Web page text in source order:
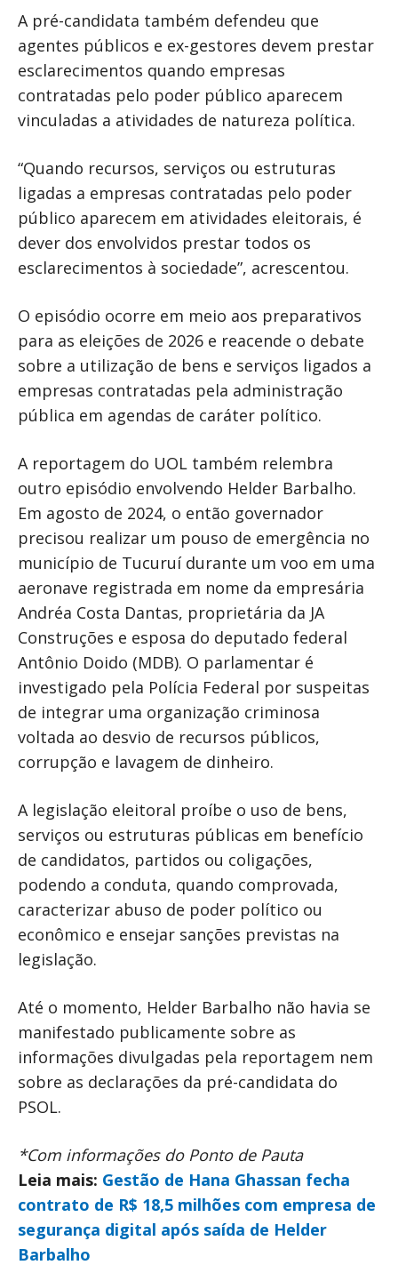
A pré-candidata também defendeu que
agentes públicos e ex-gestores devem prestar
esclarecimentos quando empresas
contratadas pelo poder público aparecem
vinculadas a atividades de natureza política.
“Quando recursos, serviços ou estruturas
ligadas a empresas contratadas pelo poder
público aparecem em atividades eleitorais, é
dever dos envolvidos prestar todos os
esclarecimentos à sociedade”, acrescentou.
O episódio ocorre em meio aos preparativos
para as eleições de 2026 e reacende o debate
sobre a utilização de bens e serviços ligados a
empresas contratadas pela administração
pública em agendas de caráter político.
A reportagem do UOL também relembra
outro episódio envolvendo Helder Barbalho.
Em agosto de 2024, o então governador
precisou realizar um pouso de emergência no
município de Tucuruí durante um voo em uma
aeronave registrada em nome da empresária
Andréa Costa Dantas, proprietária da JA
Construções e esposa do deputado federal
Antônio Doido (MDB). O parlamentar é
investigado pela Polícia Federal por suspeitas
de integrar uma organização criminosa
voltada ao desvio de recursos públicos,
corrupção e lavagem de dinheiro.
A legislação eleitoral proíbe o uso de bens,
serviços ou estruturas públicas em benefício
de candidatos, partidos ou coligações,
podendo a conduta, quando comprovada,
caracterizar abuso de poder político ou
econômico e ensejar sanções previstas na
legislação.
Até o momento, Helder Barbalho não havia se
manifestado publicamente sobre as
informações divulgadas pela reportagem nem
sobre as declarações da pré-candidata do
PSOL.
*Com informações do Ponto de Pauta
Leia mais: Gestão de Hana Ghassan fecha
contrato de R$ 18,5 milhões com empresa de
segurança digital após saída de Helder
Barbalho